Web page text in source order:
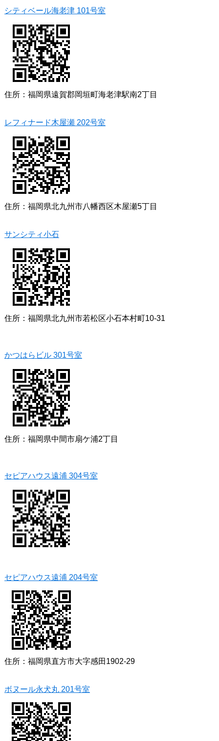
シティベール海老津 101号室
住所：福岡県遠賀郡岡垣町海老津駅南2丁目
レフィナード木屋瀬 202号室
住所：福岡県北九州市八幡西区木屋瀬5丁目
サンシティ小石
住所：福岡県北九州市若松区小石本村町10-31
かつはらビル 301号室
住所：福岡県中間市扇ケ浦2丁目
セピアハウス遠浦 304号室
セピアハウス遠浦 204号室
住所：福岡県直方市大字感田1902-29
ボヌール永犬丸 201号室